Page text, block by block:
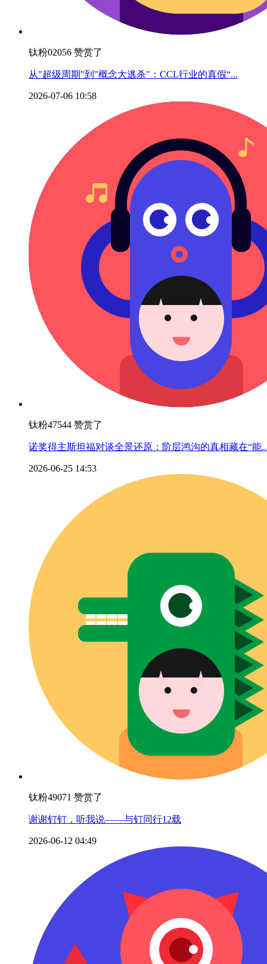
钛粉02056 赞赏了
从"超级周期"到"概念大逃杀"：CCL行业的真假“...
2026-07-06 10:58
钛粉47544 赞赏了
诺奖得主斯坦福对谈全景还原：阶层鸿沟的真相藏在“能
2026-06-25 14:53
钛粉49071 赞赏了
谢谢钉钉，听我说——与钉同行12载
2026-06-12 04:49